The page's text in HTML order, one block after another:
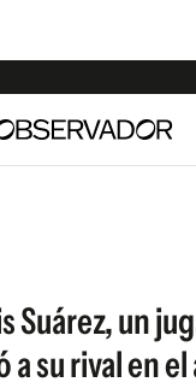
Suárez, un
a su rival en